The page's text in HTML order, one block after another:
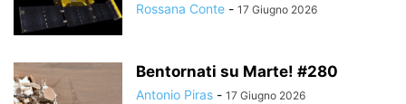
Rossana Conte - 17 Giugno 2026
Bentornati su Marte! #280
Antonio Piras - 17 Giugno 2026